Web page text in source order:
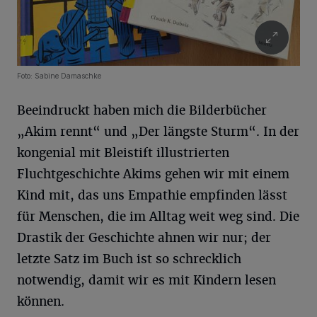
Foto: Sabine Damaschke
Beeindruckt haben mich die Bilderbücher
„Akim rennt“ und „Der längste Sturm“. In der
kongenial mit Bleistift illustrierten
Fluchtgeschichte Akims gehen wir mit einem
Kind mit, das uns Empathie empfinden lässt
für Menschen, die im Alltag weit weg sind. Die
Drastik der Geschichte ahnen wir nur; der
letzte Satz im Buch ist so schrecklich
notwendig, damit wir es mit Kindern lesen
können.